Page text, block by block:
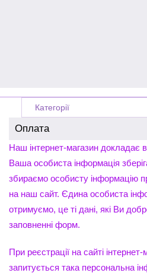
Категорії
Головна
Оплата
Наш інтернет-магазин докладає
Ваша особиста інформація
збираємо особисту інформацію
на наш сайт. Єдина особиста
отримуємо, це ті дані, які Ви
заповненні форм.
При реєстрації на сайті
запитується така персональна